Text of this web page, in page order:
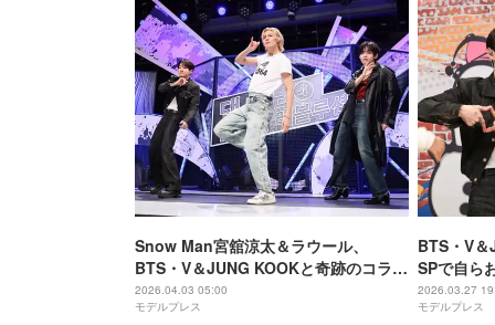
Snow Man宮舘涼太＆ラウール、
BTS・V＆JUNG KOOKと奇跡のコラボ
ダンス実現「平常心ではない」「貴重
な機会を楽しみたい」
2026.04.03 05:00
モデルプレス
BTS・V
SPで自ら
案“動脈ピ
露
2026.03.27
モデルプレス